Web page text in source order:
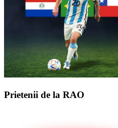
Prietenii de la RAO